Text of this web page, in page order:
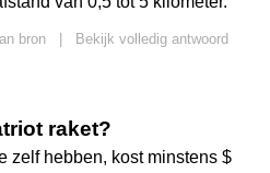
bron
Bekijk volledig antwoord
raket?
zelf hebben, kost minstens $